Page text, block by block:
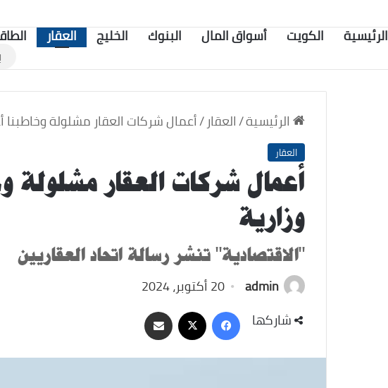
الرئيسية الكويت أسواق المال البنوك الخليج العقار
الرئيسية/العقار/أعمال شركات العقار مشلولة
العقار
أعمال شركات العقار
وزارية
"الاقتصادية" تنشر رسالة اتحاد العقاريين
admin 20 أكتوبر، 2024
شاركها
فيسبوك
‫X مشاركة
عبر
البريد